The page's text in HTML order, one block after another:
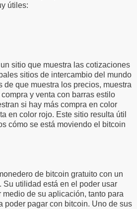
útiles:
sitio que muestra las cotizaciones
sitios de intercambio del mundo
de que muestra los precios, muestra
y venta con barras estilo
si hay más compra en color
en color rojo. Este sitio resulta útil
cómo se está moviendo el bitcoin
de bitcoin gratuito con un
Su utilidad está en el poder usar
de su aplicación, tanto para
poder pagar con bitcoin. Uno de sus